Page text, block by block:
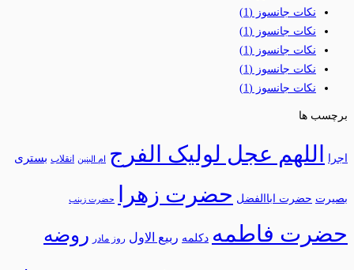
نکات جانسوز (1)
نکات جانسوز (1)
نکات جانسوز (1)
نکات جانسوز (1)
نکات جانسوز (1)
برچسب ها
اجرا اللهم عجل لولیک الفرج ام البنین انقلاب بستری
بصیرت حضرت اباالفضل حضرت زهرا حضرت زینب
حضرت فاطمه دکلمه ربیع الاول روز مادر روضه